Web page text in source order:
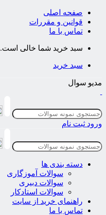
صفحه اصلی
قوانین و مقررات
تماس با ما
سبد خرید شما خالی است.
سبد خرید
مدیو سوال
ورود ثبت نام
دسته بندی ها
سوالات آموزگاری
سوالات دبیری
سوالات استادکار
راهنمای خرید از سایت
تماس با ما